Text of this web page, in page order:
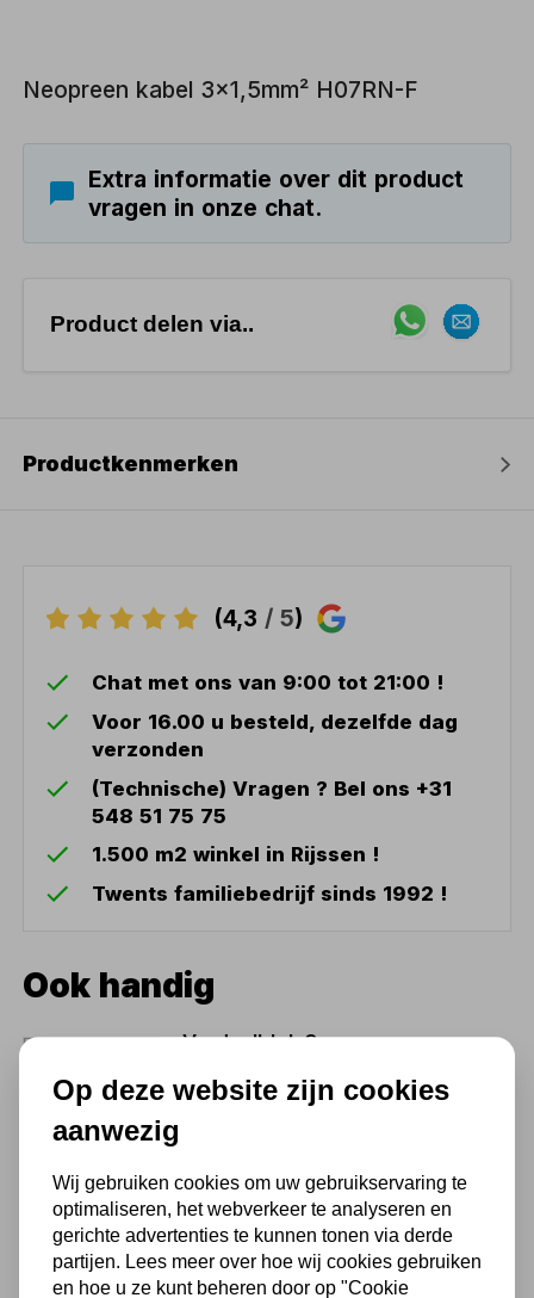
Neopreen kabel 3x1,5mm² H07RN-F
Extra informatie over dit product
vragen in onze chat.
Product delen via..
Productkenmerken
(4,3 / 5)
Chat met ons van 9:00 tot 21:00 !
Voor 16.00 u besteld, dezelfde dag
verzonden
(Technische) Vragen ? Bel ons +31
548 51 75 75
1.500 m2 winkel in Rijssen !
Twents familiebedrijf sinds 1992 !
Ook handig
Verdeelblok 3
5meter
22,89 excl. BTW
Op deze website zijn cookies
aanwezig
Wij gebruiken cookies om uw gebruikservaring te
optimaliseren, het webverkeer te analyseren en
gerichte advertenties te kunnen tonen via derde
partijen. Lees meer over hoe wij cookies gebruiken
en hoe u ze kunt beheren door op "Cookie